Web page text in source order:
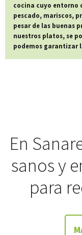
cocina cuyo entorno
pescado, mariscos,
pesar de las buenas
nuestros platos, se
podemos garantizar
En
sanos y
para